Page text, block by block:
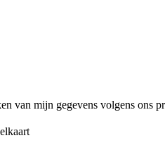
van mijn gegevens volgens ons